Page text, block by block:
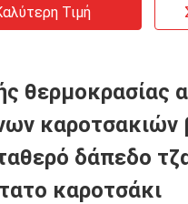
Τιμή
θερμοκρασίας
καροτσακιών
δάπεδο
καροτσάκι